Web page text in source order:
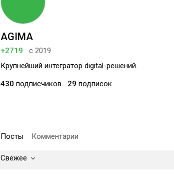
AGIMA
+2719
с 2019
Крупнейший интегратор digital-решений.
430 подписчиков 29 подписок
Посты Комментарии
Свежее